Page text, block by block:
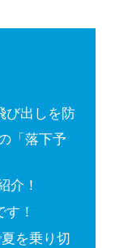
び出しを防
「落下予
介！
！
を乗り切